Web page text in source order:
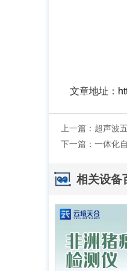
文章地址：
上一篇： 超声波
下一篇： 一体化
相关设备